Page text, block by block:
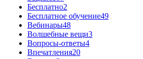
Бесплатно2
Бесплатное обучение49
Вебинары48
Волшебные вещи3
Вопросы-ответы4
Впечатления20